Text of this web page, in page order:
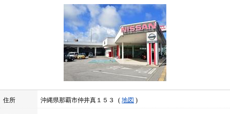
住所 沖縄県那覇市仲井真１５３ 地図